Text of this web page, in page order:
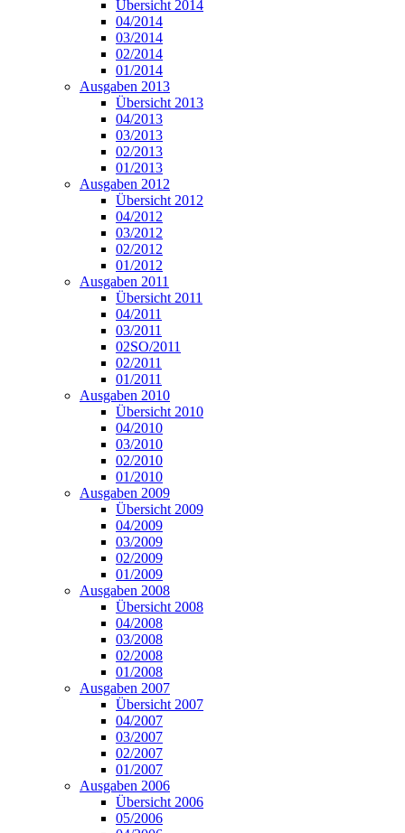
Übersicht 2014
04/2014
03/2014
02/2014
01/2014
Ausgaben 2013
Übersicht 2013
04/2013
03/2013
02/2013
01/2013
Ausgaben 2012
Übersicht 2012
04/2012
03/2012
02/2012
01/2012
Ausgaben 2011
Übersicht 2011
04/2011
03/2011
02SO/2011
02/2011
01/2011
Ausgaben 2010
Übersicht 2010
04/2010
03/2010
02/2010
01/2010
Ausgaben 2009
Übersicht 2009
04/2009
03/2009
02/2009
01/2009
Ausgaben 2008
Übersicht 2008
04/2008
03/2008
02/2008
01/2008
Ausgaben 2007
Übersicht 2007
04/2007
03/2007
02/2007
01/2007
Ausgaben 2006
Übersicht 2006
05/2006